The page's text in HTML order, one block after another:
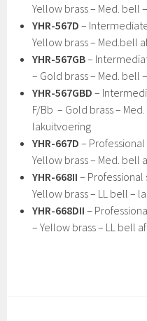
Yellow brass – Med. bell
YHR-567D–
Yellow brass – Med.bell
YHR-567GB–
– Gold brass – Med. bell
YHR-567GBD–
F/Bb – Gold brass –
lakuitvoering
YHR-667D–
Yellow brass – Med. bell
YHR-668II–
Yellow brass – LL bell –
YHR-668DII–
– Yellow brass – LL bell